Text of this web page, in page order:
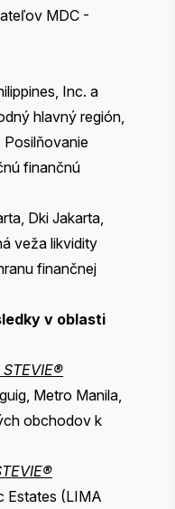
MDC -
Inc. a
hlavný región,
Posilňovanie
finančnú
Dki Jakarta,
veža likvidity
finančnej
v oblasti
STEVIE®
Metro Manila,
obchodov k
Estates (LIMA